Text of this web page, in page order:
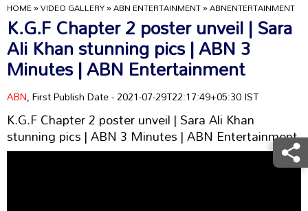
HOME»VIDEO GALLERY»ABN ENTERTAINMENT»ABNENTERTAINMENT
K.G.F Chapter 2 poster unveil | Sara
Ali Khan stunning pics | ABN 3
Minutes | ABN Entertainment
ABN, First Publish Date - 2021-07-29T22:17:49+05:30 IST
K.G.F Chapter 2 poster unveil | Sara Ali Khan
stunning pics | ABN 3 Minutes | ABN Entertainment